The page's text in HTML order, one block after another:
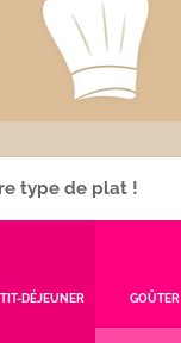
type de plat !
DÉJEUNER GOÛTER